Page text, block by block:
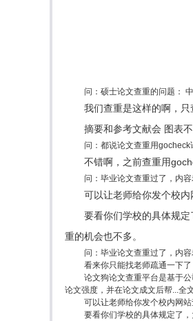
问：硕士论文查重的问题：
我们查重是这样的啊，
摘要和参考文献会 图表
问：都说论文查重用
不错啊，之前查重用
问：毕业论文查重过了，内
可以让老师给你发个校
要看你们学校的具体规
重的机会也不多。
问：毕业论文查重过了，内
看来你只能找老师疏通一下
论文狗论文查重平台是基于
论文强度，并在论文成文后帮...全
可以让老师给你发个校内网
要看你们学校的具体规定了